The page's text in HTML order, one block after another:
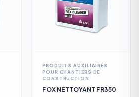
PRODUITS AUXILIAIRES
POUR CHANTIERS DE
CONSTRUCTION
FOX NETTOYANT FR350